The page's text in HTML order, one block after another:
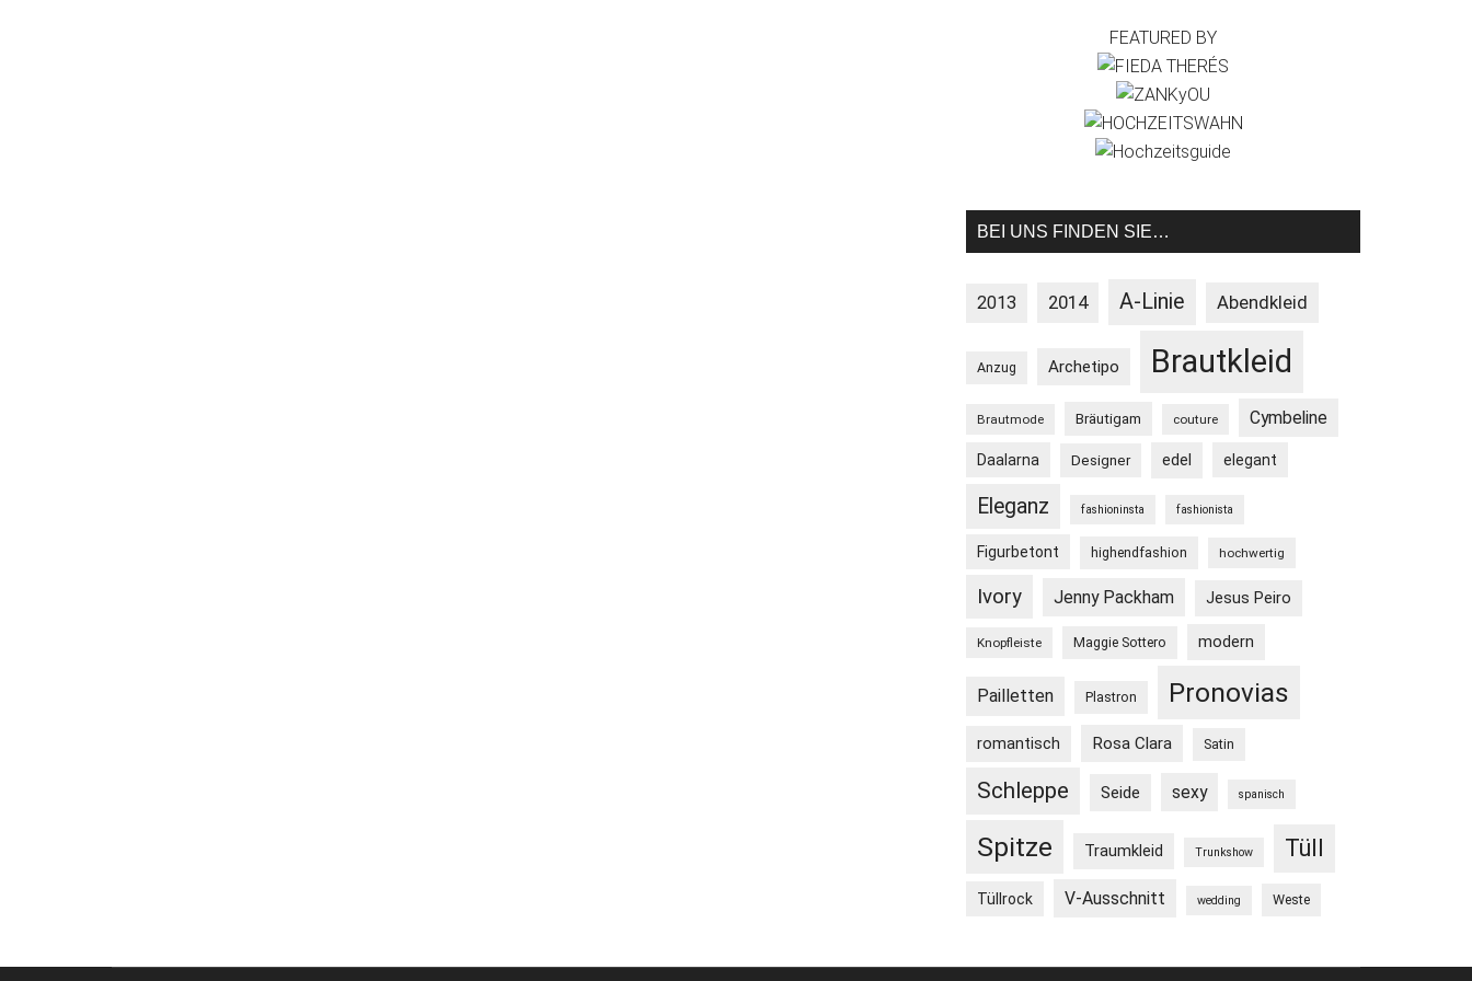
FEATURED BY
BEI UNS FINDEN SIE…
2013 2014 A-Linie Abendkleid
Anzug Archetipo Brautkleid
Brautmode Bräutigam couture Cymbeline
Daalarna Designer edel elegant
Eleganz fashioninsta fashionista
Figurbetont highendfashion hochwertig
Ivory Jenny Packham Jesus Peiro
Knopfleiste Maggie Sottero modern
Pailletten Plastron Pronovias
romantisch Rosa Clara Satin
Schleppe Seide sexy spanisch
Spitze Traumkleid Trunkshow Tüll
Tüllrock V-Ausschnitt wedding Weste